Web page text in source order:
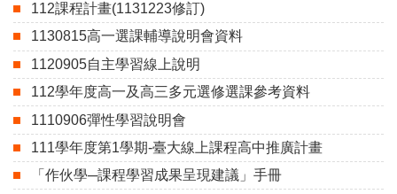
112課程計畫(1131223修訂)
1130815高一選課輔導說明會資料
1120905自主學習線上說明
112學年度高一及高三多元選修選課參考資料
1110906彈性學習說明會
111學年度第1學期-臺大線上課程高中推廣計畫
「作伙學─課程學習成果呈現建議」手冊